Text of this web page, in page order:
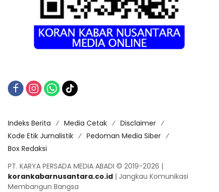
Indeks Berita Media Cetak
Disclaimer
Kode Etik Jurnalistik
Pedoman Media Siber
Box Redaksi
PT. KARYA PERSADA MEDIA ABADI © 2019-2026 |
korankabarnusantara.co.id | Jangkau Komunikasi
Membangun Bangsa